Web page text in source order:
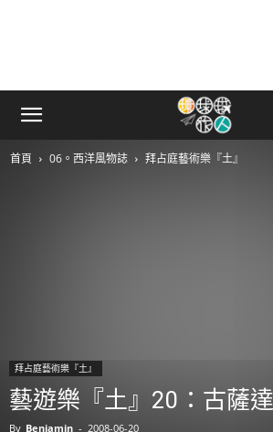
首頁 06。西洋風物誌 拜占庭藝術樂『土』
拜占庭藝術樂『土』
藝遊樂『土』20：古薩
By Benjamin - 2008-06-20